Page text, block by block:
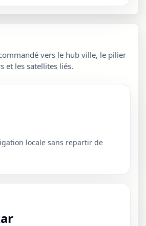
vers le hub ville, le pilier
et les satellites liés.
locale sans repartir de